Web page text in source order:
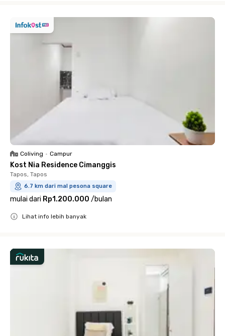
Coliving • Campur
Kost Nia Residence Cimanggis
Tapos, Tapos
6.7 km dari mal pesona square
mulai dari Rp1.200.000 /bulan
Lihat info lebih banyak